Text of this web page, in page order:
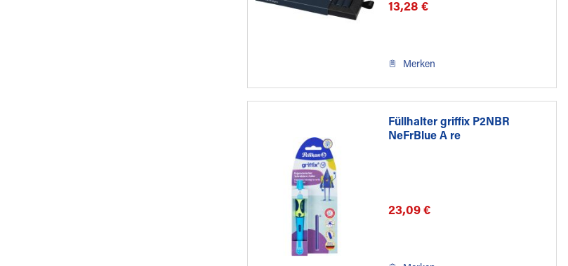
13,28 €
Merken
Füllhalter griffix P2NBR
NeFrBlue A re
23,09 €